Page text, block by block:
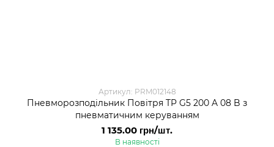
Артикул: PRM012148
Пневморозподільник Повітря TP G5 200 A 08 B з
пневматичним керуванням
1 135.00 грн/шт.
В наявності